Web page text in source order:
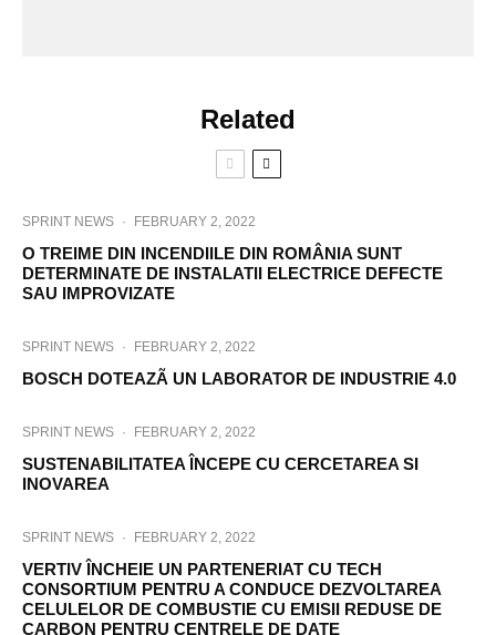
Related
SPRINT NEWS · FEBRUARY 2, 2022
O TREIME DIN INCENDIILE DIN ROMÂNIA SUNT
DETERMINATE DE INSTALATII ELECTRICE DEFECTE
SAU IMPROVIZATE
SPRINT NEWS · FEBRUARY 2, 2022
BOSCH DOTEAZÃ UN LABORATOR DE INDUSTRIE 4.0
SPRINT NEWS · FEBRUARY 2, 2022
SUSTENABILITATEA ÎNCEPE CU CERCETAREA SI
INOVAREA
SPRINT NEWS · FEBRUARY 2, 2022
VERTIV ÎNCHEIE UN PARTENERIAT CU TECH
CONSORTIUM PENTRU A CONDUCE DEZVOLTAREA
CELULELOR DE COMBUSTIE CU EMISII REDUSE DE
CARBON PENTRU CENTRELE DE DATE